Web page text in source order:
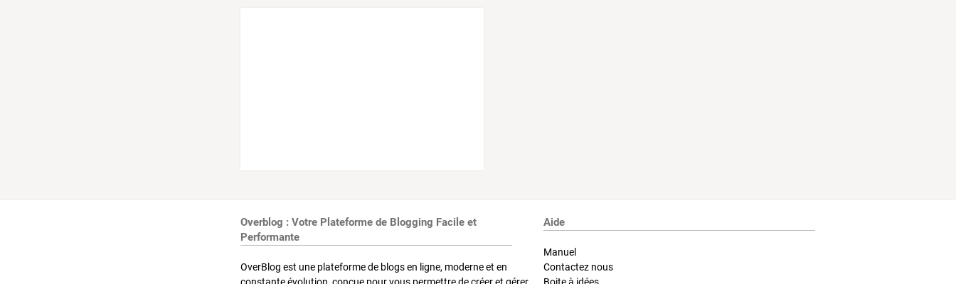
Overblog : Votre Plateforme de Blogging Facile et
Performante
OverBlog est une plateforme de blogs en ligne, moderne et en
Aide
Manuel
Contactez nous